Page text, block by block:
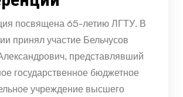
посвящена 65-летию ЛГТУ. В
принял участие Бельчусов
представлявший
государственное бюджетное
учреждение высшего